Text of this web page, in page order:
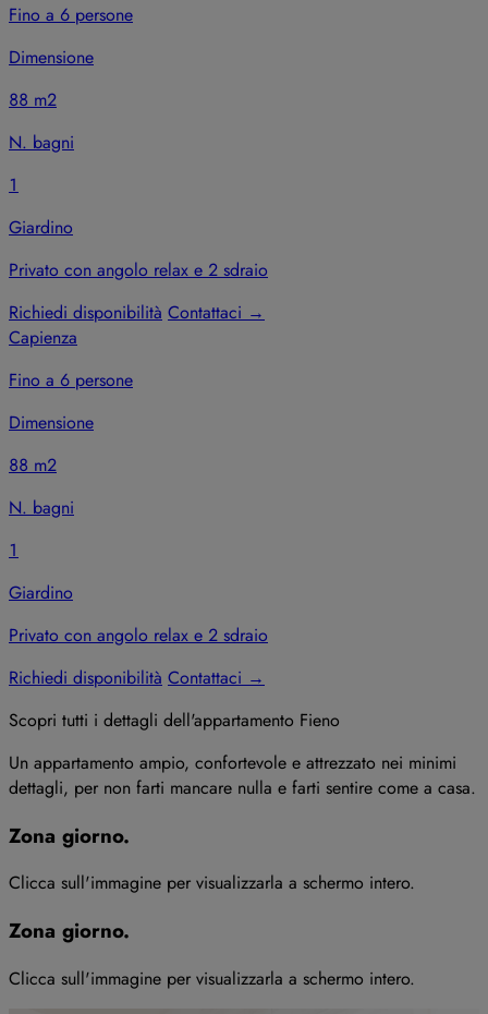
Fino a 6 persone
Dimensione
88 m2
N. bagni
1
Giardino
Privato con angolo relax e 2 sdraio
Richiedi disponibilità Contattaci →
Capienza
Fino a 6 persone
Dimensione
88 m2
N. bagni
1
Giardino
Privato con angolo relax e 2 sdraio
Richiedi disponibilità Contattaci →
Scopri tutti i dettagli dell'appartamento Fieno
Un appartamento ampio, confortevole e attrezzato nei minimi
dettagli, per non farti mancare nulla e farti sentire come a casa.
Zona giorno.
Clicca sull'immagine per visualizzarla a schermo intero.
Zona giorno.
Clicca sull'immagine per visualizzarla a schermo intero.